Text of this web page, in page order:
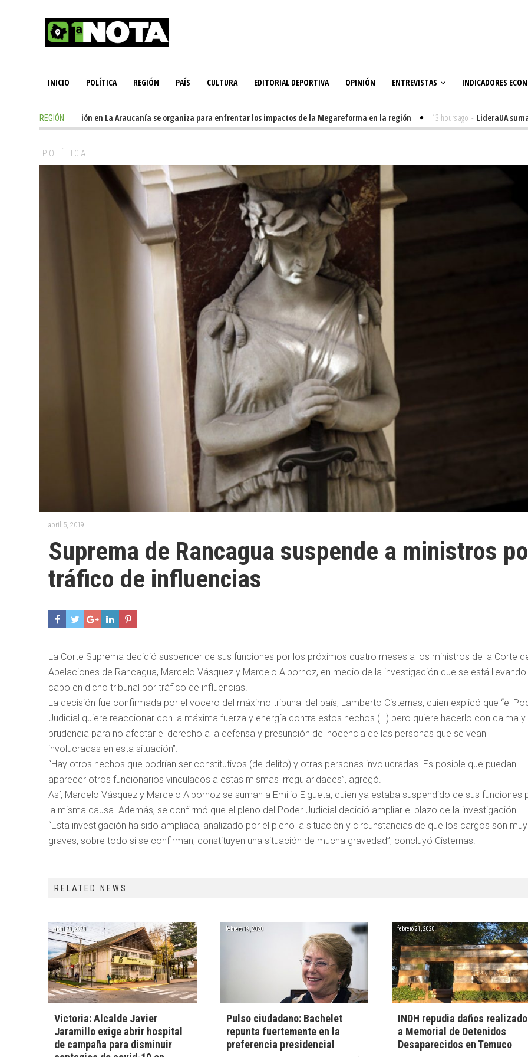
INICIO POLÍTICA REGIÓN PAÍS CULTURA EDITORIAL DEPORTIVA OPINIÓN ENTREVISTAS INDICADORES
REGIÓN
- Oposición en La Araucanía se organiza para enfrentar los impactos de la Megareforma en la región 13 hours ago - LideraUA suma
POLÍTICA
abril 5, 2019
Suprema de Rancagua suspende a ministros
tráfico de influencias
La Corte Suprema decidió suspender de sus funciones por los próximos cuatro meses a los ministros de la Corte
Apelaciones de Rancagua, Marcelo Vásquez y Marcelo Albornoz, en medio de la investigación que se está llevando
cabo en dicho tribunal por tráfico de influencias.
La decisión fue confirmada por el vocero del máximo tribunal del país, Lamberto Cisternas, quien explicó que “el
Judicial quiere reaccionar con la máxima fuerza y energía contra estos hechos (…) pero quiere hacerlo con calma y
prudencia para no afectar el derecho a la defensa y presunción de inocencia de las personas que se vean
involucradas en esta situación”.
“Hay otros hechos que podrían ser constitutivos (de delito) y otras personas involucradas. Es posible que puedan
aparecer otros funcionarios vinculados a estas mismas irregularidades”, agregó.
Así, Marcelo Vásquez y Marcelo Albornoz se suman a Emilio Elgueta, quien ya estaba suspendido de sus funciones
la misma causa. Además, se confirmó que el pleno del Poder Judicial decidió ampliar el plazo de la investigación.
“Esta investigación ha sido ampliada, analizado por el pleno la situación y circunstancias de que los cargos son muy
graves, sobre todo si se confirman, constituyen una situación de mucha gravedad”, concluyó Cisternas.
RELATED NEWS
abril 20, 2020
Victoria: Alcalde Javier
Jaramillo exige abrir hospital
de campaña para disminuir
febrero 19, 2020
Pulso ciudadano: Bachelet
repunta fuertemente en la
preferencia presidencial
febrero 21, 2020
INDH repudia daños
a Memorial de Detenidos
Desaparecidos en Temuco